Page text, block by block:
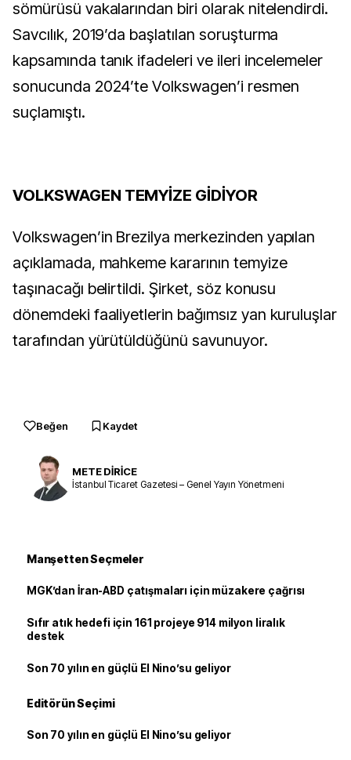
sömürüsü vakalarından biri olarak nitelendirdi.
Savcılık, 2019’da başlatılan soruşturma
kapsamında tanık ifadeleri ve ileri incelemeler
sonucunda 2024’te Volkswagen’i resmen
suçlamıştı.
VOLKSWAGEN TEMYİZE GİDİYOR
Volkswagen’in Brezilya merkezinden yapılan
açıklamada, mahkeme kararının temyize
taşınacağı belirtildi. Şirket, söz konusu
dönemdeki faaliyetlerin bağımsız yan kuruluşlar
tarafından yürütüldüğünü savunuyor.
Beğen Kaydet
METE DİRİCE
İstanbul Ticaret Gazetesi – Genel Yayın Yönetmeni
Manşetten Seçmeler
MGK’dan İran-ABD çatışmaları için müzakere çağrısı
Sıfır atık hedefi için 161 projeye 914 milyon liralık
destek
Son 70 yılın en güçlü El Nino’su geliyor
Editörün Seçimi
Son 70 yılın en güçlü El Nino’su geliyor